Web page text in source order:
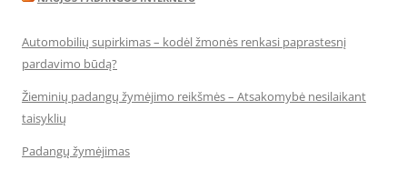
Automobilių supirkimas – kodėl žmonės renkasi paprastesnį
pardavimo būdą?
Žieminių padangų žymėjimo reikšmės – Atsakomybė nesilaikant
taisyklių
Padangų žymėjimas